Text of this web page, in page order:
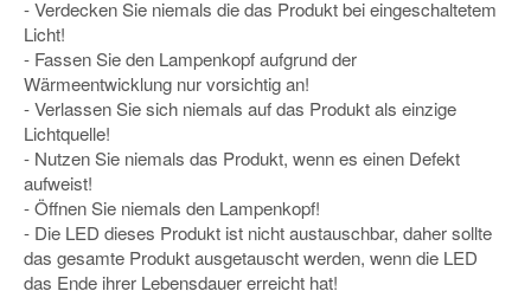
- Verdecken Sie niemals die das Produkt bei eingeschaltetem
Licht!
- Fassen Sie den Lampenkopf aufgrund der
Wärmeentwicklung nur vorsichtig an!
- Verlassen Sie sich niemals auf das Produkt als einzige
Lichtquelle!
- Nutzen Sie niemals das Produkt, wenn es einen Defekt
aufweist!
- Öffnen Sie niemals den Lampenkopf!
- Die LED dieses Produkt ist nicht austauschbar, daher sollte
das gesamte Produkt ausgetauscht werden, wenn die LED
das Ende ihrer Lebensdauer erreicht hat!